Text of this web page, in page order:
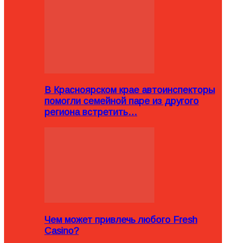
В Красноярском крае автоинспекторы
помогли семейной паре из другого
региона встретить…
Чем может привлечь любого Fresh
Casino?